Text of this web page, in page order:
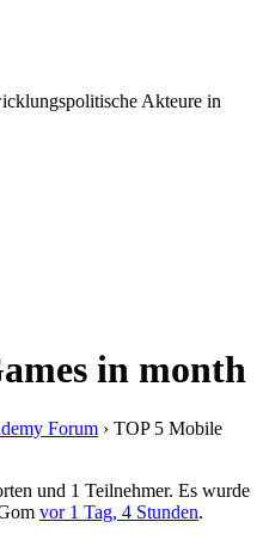
Akteure in
in month
Forum › TOP 5 Mobile
und 1 Teilnehmer. Es wurde
vor 1 Tag, 4 Stunden.